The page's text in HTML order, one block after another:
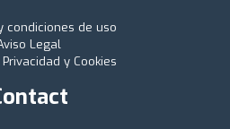
condiciones de uso
Legal
y Cookies